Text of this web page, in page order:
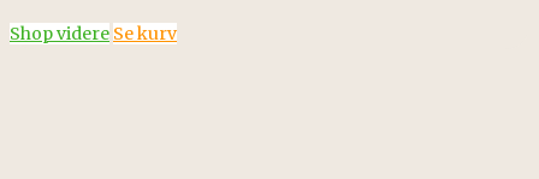
Shop videre Se kurv